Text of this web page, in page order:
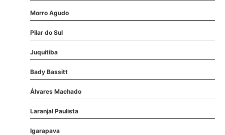
Morro Agudo
Pilar do Sul
Juquitiba
Bady Bassitt
Álvares Machado
Laranjal Paulista
Igarapava